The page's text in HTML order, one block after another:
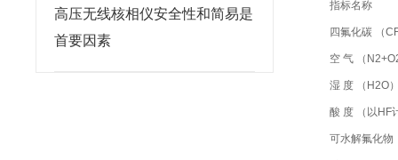
高压无线核相仪安全性和简易是
首要因素
指标名称
四氟化碳 （
空 气 （
湿 度 （H2O
酸 度 （以HF
可水解氟化物